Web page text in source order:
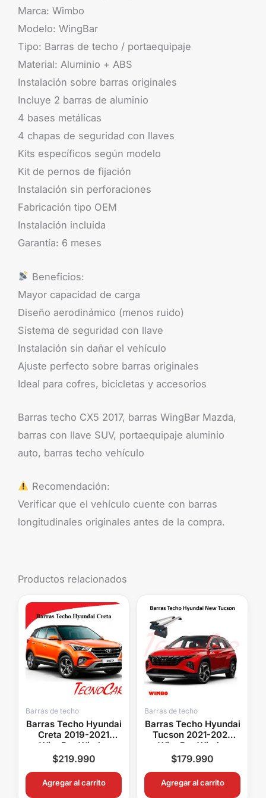
Marca: Wimbo
Modelo: WingBar
Tipo: Barras de techo / portaequipaje
Material: Aluminio + ABS
Instalación sobre barras originales
Incluye 2 barras de aluminio
4 bases metálicas
4 chapas de seguridad con llaves
Kits específicos según modelo
Kit de pernos de fijación
Instalación sin perforaciones
Fabricación tipo OEM
Instalación incluida
Garantía: 6 meses
Beneficios:
Mayor capacidad de carga
Diseño aerodinámico (menos ruido)
Sistema de seguridad con llave
Instalación sin dañar el vehículo
Ajuste perfecto sobre barras originales
Ideal para cofres, bicicletas y accesorios
Barras techo CX5 2017, barras WingBar Mazda,
barras con llave SUV, portaequipaje aluminio
auto, barras techo vehículo
Recomendación:
Verificar que el vehículo cuente con barras
longitudinales originales antes de la compra.
Productos relacionados
Barras de techo
Barras Techo Hyundai
Creta 2019-2021
WingBar Wimbo
Aluminio Con Llave
Portaequipaje
$219.990
Agregar al carrito
Barras de techo
Barras Techo Hyundai
Tucson 2021-2025
WingBar Wimbo
Aluminio Con Llave
$179.990
Agregar al carrito